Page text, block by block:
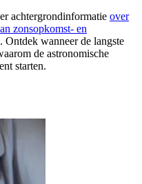
achtergrondinformatie over
zonsopkomst- en
. Ontdek wanneer de langste
de astronomische
starten.